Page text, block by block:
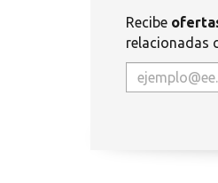
Recibe
relacionadas